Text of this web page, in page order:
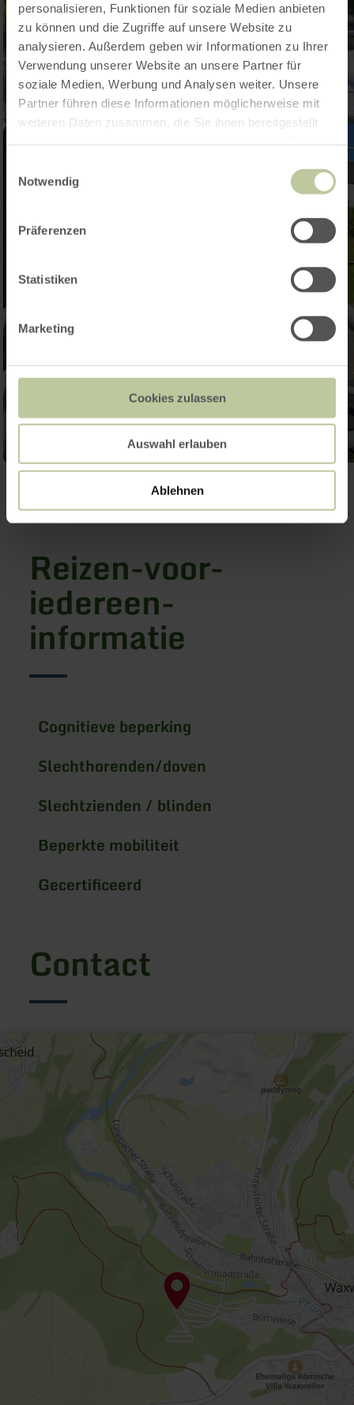
personalisieren, Funktionen für soziale Medien anbieten
zu können und die Zugriffe auf unsere Website zu
analysieren. Außerdem geben wir Informationen zu Ihrer
Verwendung unserer Website an unsere Partner für
soziale Medien, Werbung und Analysen weiter. Unsere
Partner führen diese Informationen möglicherweise mit
weiteren Daten zusammen, die Sie ihnen bereitgestellt
Notwendig
Präferenzen
Statistiken
Marketing
Cookies zulassen
Auswahl erlauben
Ablehnen
Galerij openen
Reizen-voor-
iedereen-
informatie
Cognitieve beperking
Slechthorenden/doven
Slechtzienden / blinden
Beperkte mobiliteit
Gecertificeerd
Contact